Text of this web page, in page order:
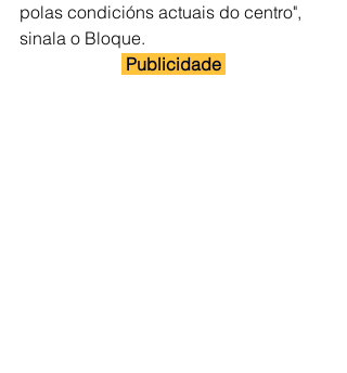
polas condicións actuais do centro",
sinala o Bloque.
Publicidade